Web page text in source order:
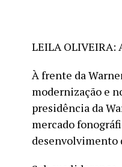
LEILA OLIVEIRA:
À frente da
modernização e
presidência da
mercado
desenvolvimento